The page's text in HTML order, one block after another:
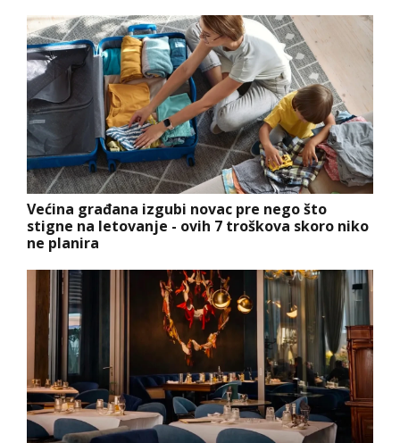
Većina građana izgubi novac pre nego što
stigne na letovanje - ovih 7 troškova skoro niko
ne planira